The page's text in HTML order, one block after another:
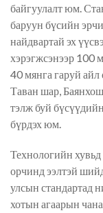
байгуулалт юм.
баруун бүсийн
найдвартай эх
хэрэгжсэнээр 100
40 мянга гаруй айл
Таван шар,
тэлж буй
бүрдэх юм.
Технологийн
орчинд ээлтэй
улсын стандартад
хотын агаарын